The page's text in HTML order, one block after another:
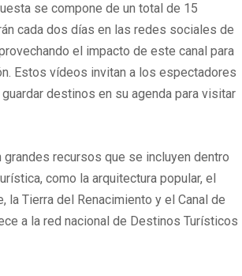
se compone de un total de 15
cada dos días en las redes sociales de
el impacto de este canal para
Estos vídeos invitan a los espectadores
destinos en su agenda para visitar
grandes recursos que se incluyen dentro
como la arquitectura popular, el
la Tierra del Renacimiento y el Canal de
a la red nacional de Destinos Turísticos